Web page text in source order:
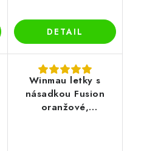
DETAIL
Winmau letky s
násadkou Fusion
oranžové,